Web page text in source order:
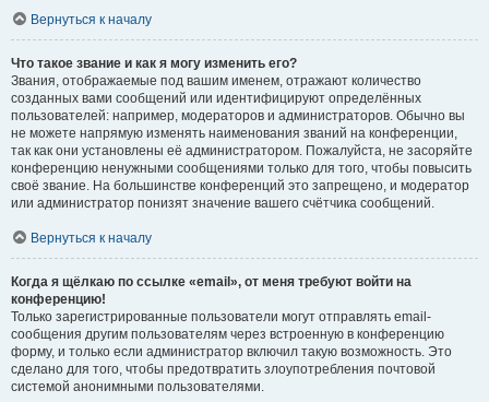
Вернуться к началу
Что такое звание и как я могу изменить его?
Звания, отображаемые под вашим именем, отражают количество
созданных вами сообщений или идентифицируют определённых
пользователей: например, модераторов и администраторов. Обычно вы
не можете напрямую изменять наименования званий на конференции,
так как они установлены её администратором. Пожалуйста, не засоряйте
конференцию ненужными сообщениями только для того, чтобы повысить
своё звание. На большинстве конференций это запрещено, и модератор
или администратор понизят значение вашего счётчика сообщений.
Вернуться к началу
Когда я щёлкаю по ссылке «email», от меня требуют войти на
конференцию!
Только зарегистрированные пользователи могут отправлять email-
сообщения другим пользователям через встроенную в конференцию
форму, и только если администратор включил такую возможность. Это
сделано для того, чтобы предотвратить злоупотребления почтовой
системой анонимными пользователями.